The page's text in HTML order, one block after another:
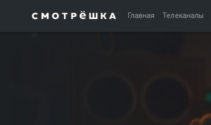
Главная Телеканалы